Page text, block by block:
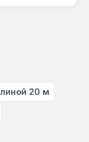
20 м